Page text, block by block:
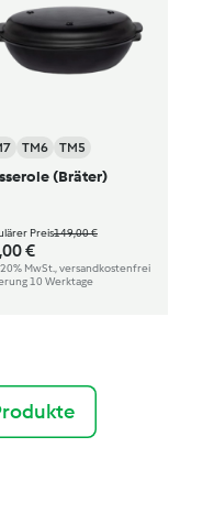
TM6 TM5
(Bräter)
Preis149,00 €
€
MwSt., versandkostenfrei
10 Werktage